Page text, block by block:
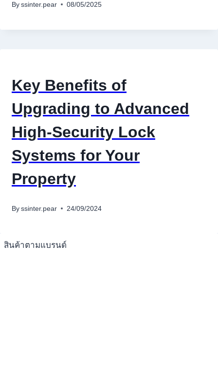
อุปกรณ์เครื่องใช้ภายในครัว
อุปกรณ์เครื่องใช้ภายในครัว
เตาอบไฟฟ้า
หม้อทอดไร้น้ำมัน
เครื่องกดน้ำร้อน
สินค้าตามแบรนด์
By ssinter.pear 08/05/2025
Key Benefits of
Upgrading to Advanced
High-Security Lock
Systems for Your
Property
By ssinter.pear 24/09/2024